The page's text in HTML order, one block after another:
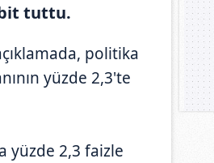
tuttu.
politika
yüzde 2,3'te
yüzde 2,3 faizle